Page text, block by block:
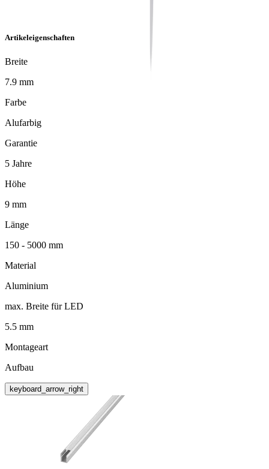
Artikeleigenschaften
Breite
7.9 mm
Farbe
Alufarbig
Garantie
5 Jahre
Höhe
9 mm
Länge
150 - 5000 mm
Material
Aluminium
max. Breite für LED
5.5 mm
Montageart
Aufbau
keyboard_arrow_right